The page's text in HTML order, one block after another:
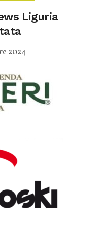
Liguria
2024